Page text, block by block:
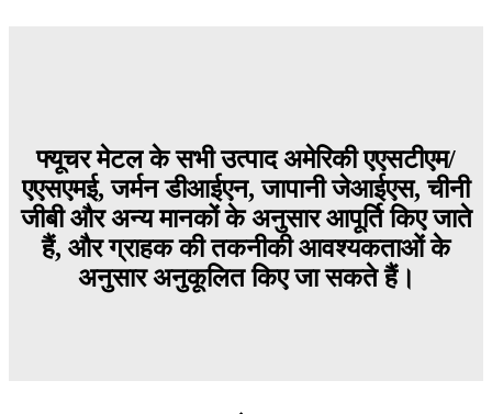
फ्यूचर मेटल के सभी उत्पाद अमेरिकी एएसटीएम/
एएसएमई, जर्मन डीआईएन, जापानी जेआईएस, चीनी
जीबी और अन्य मानकों के अनुसार आपूर्ति किए जाते
हैं, और ग्राहक की तकनीकी आवश्यकताओं के
अनुसार अनुकूलित किए जा सकते हैं।